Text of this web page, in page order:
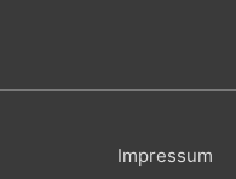
Impressum